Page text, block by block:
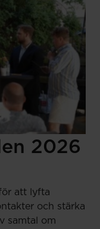
2026
att lyfta
och stärka
samtal om